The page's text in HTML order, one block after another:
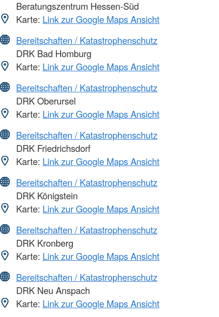
Beratungszentrum Hessen-Süd
Karte: Link zur Google Maps Ansicht
Bereitschaften / Katastrophenschutz
DRK Bad Homburg
Karte: Link zur Google Maps Ansicht
Bereitschaften / Katastrophenschutz
DRK Oberursel
Karte: Link zur Google Maps Ansicht
Bereitschaften / Katastrophenschutz
DRK Friedrichsdorf
Karte: Link zur Google Maps Ansicht
Bereitschaften / Katastrophenschutz
DRK Königstein
Karte: Link zur Google Maps Ansicht
Bereitschaften / Katastrophenschutz
DRK Kronberg
Karte: Link zur Google Maps Ansicht
Bereitschaften / Katastrophenschutz
DRK Neu Anspach
Karte: Link zur Google Maps Ansicht